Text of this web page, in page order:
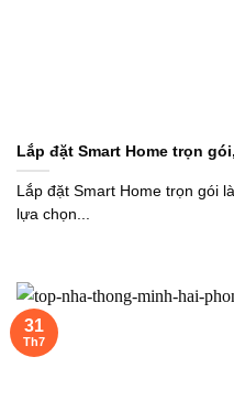
Lắp đặt Smart Home trọn
Lắp đặt Smart Home trọn gói
lựa chọn...
31
Th7